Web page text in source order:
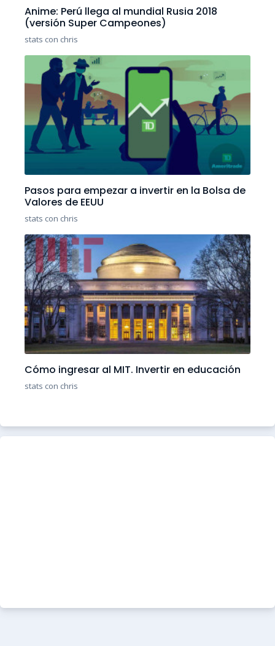
Anime: Perú llega al mundial Rusia 2018
(versión Super Campeones)
stats con chris
Pasos para empezar a invertir en la Bolsa de
Valores de EEUU
stats con chris
Cómo ingresar al MIT. Invertir en educación
stats con chris